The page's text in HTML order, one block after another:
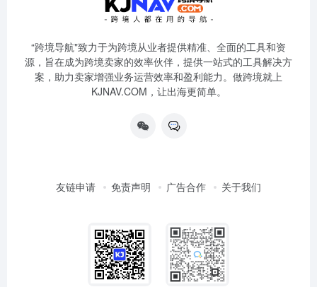
“跨境导航"致力于为跨境从业者提供精准、全面的工具和资
源，旨在成为跨境卖家的效率伙伴，提供一站式的工具解决方
案，助力卖家增强业务运营效率和盈利能力。做跨境就上
KJNAV.COM，让出海更简单。
友链申请 免责声明 广告合作 关于我们